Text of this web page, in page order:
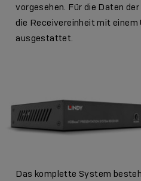
vorgesehen. Für die Daten
die Receivereinheit mit einem
ausgestattet.
Das komplette System